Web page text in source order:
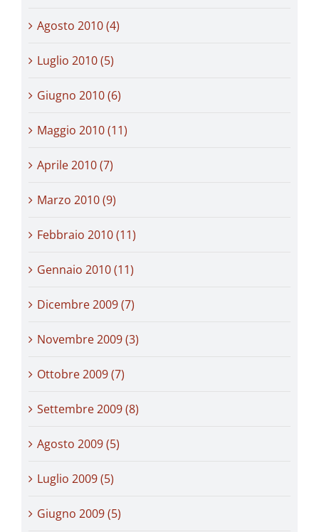
Agosto 2010 (4)
Luglio 2010 (5)
Giugno 2010 (6)
Maggio 2010 (11)
Aprile 2010 (7)
Marzo 2010 (9)
Febbraio 2010 (11)
Gennaio 2010 (11)
Dicembre 2009 (7)
Novembre 2009 (3)
Ottobre 2009 (7)
Settembre 2009 (8)
Agosto 2009 (5)
Luglio 2009 (5)
Giugno 2009 (5)